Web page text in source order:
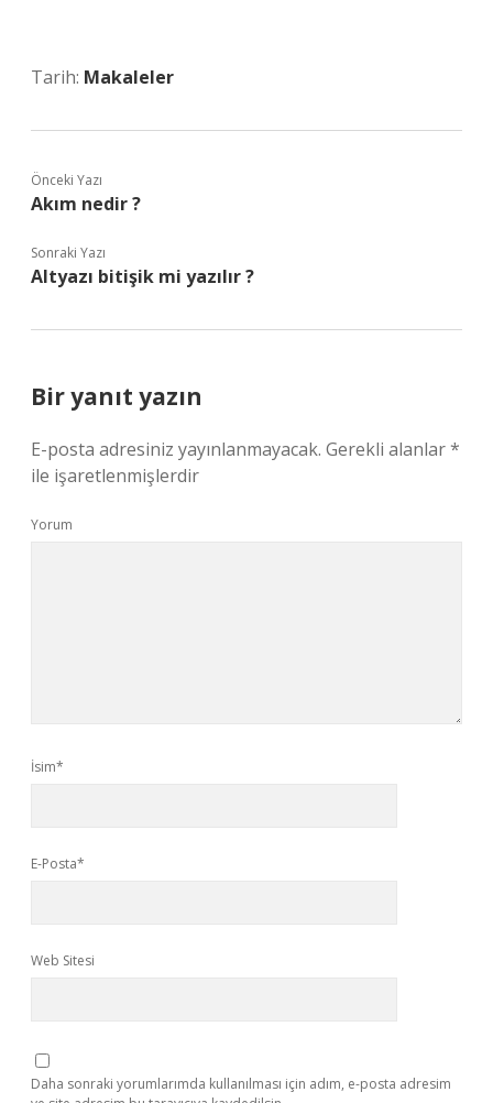
Tarih: Makaleler
Önceki Yazı
Akım nedir ?
Sonraki Yazı
Altyazı bitişik mi yazılır ?
Bir yanıt yazın
E-posta adresiniz yayınlanmayacak. Gerekli alanlar*
ile işaretlenmişlerdir
Yorum
İsim*
E-Posta*
Web Sitesi
Daha sonraki yorumlarımda kullanılması için adım, e-posta adresim